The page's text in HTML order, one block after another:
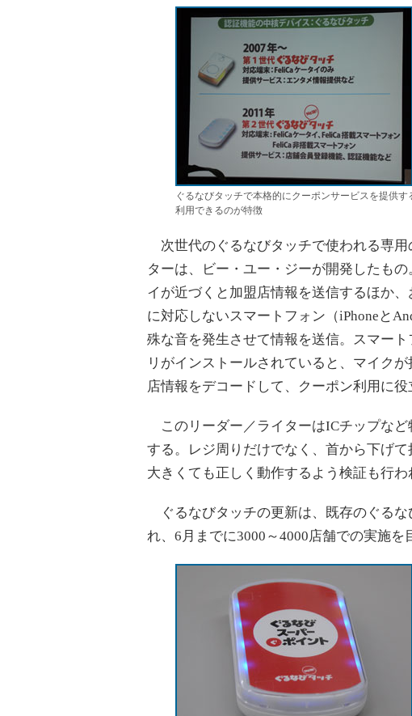
ぐるなびタッチで本格的にクーポンサービスを提供
利用できるのが特徴
次世代のぐるなびタッチで使われる専用
ターは、ビー・ユー・ジーが開発したもの
イが近づくと加盟店情報を送信するほか、
に対応しないスマートフォン（iPhoneと
殊な音を発生させて情報を送信。スマー
リがインストールされていると、マイク
店情報をデコードして、クーポン利用に役
このリーダー／ライターはICチップな
する。レジ周りだけでなく、首から下げ
大きくても正しく動作するよう検証も行わ
ぐるなびタッチの更新は、既存のぐる
れ、6月までに3000～4000店舗での実施を